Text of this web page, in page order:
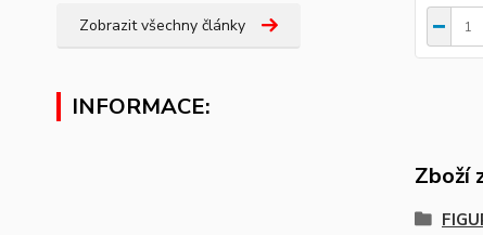
Zobrazit všechny články
INFORMACE:
Zboží